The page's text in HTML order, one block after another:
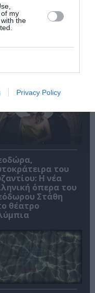
my
the
Privacy Policy
του
Η νέα
όπερα του
Στάθη
θέατρο